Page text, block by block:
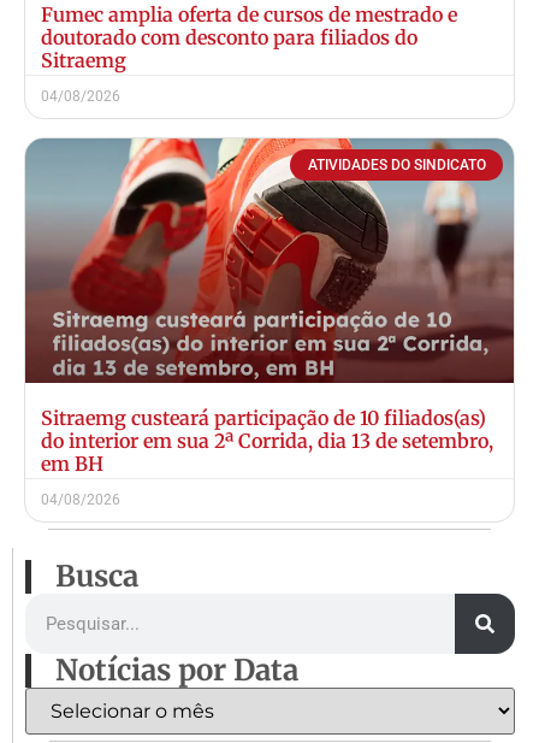
Fumec amplia oferta de cursos de mestrado e
doutorado com desconto para filiados do
Sitraemg
04/08/2026
ATIVIDADES DO SINDICATO
Sitraemg custeará participação de 10 filiados(as)
do interior em sua 2ª Corrida, dia 13 de setembro,
em BH
04/08/2026
Busca
Notícias por Data